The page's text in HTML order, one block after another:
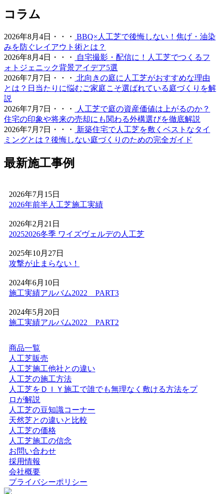
「人工芝はプラスチック感が強くて安っぽい」という古い
イメージをお持ちの方こそ、ぜひ当社の製品を手に取って
みてください。最新のモデルは複数の色を混生させ、葉の
向きやツヤまで計算されており、驚くほど自然な風合いで
す。一度敷けば10年以上にわたり美しい景観を維持でき、
資産価値の維持にも貢献します。お仕事や育児、家事で忙
しく、お庭の手入れに十分な時間を割けない皆様へ、手間
いらずで上質な暮らしをご提案いたします。住宅街でも、
お隣への枯れ葉の飛散を防ぐ対策として人工芝を選ばれる
方が増えています。機能性と美観を両立させましょう。
プロスポーツの現場でも選ばれる信頼の品質が当社の自慢
大規模施設、さらには本格的なテニスコートなど、激しい
動きと高い摩擦が求められる場所にもワイズヴェルデの人
工芝は導入されています。この高い耐久性と、日常的なメ
ンテナンスのしやすさは、広い敷地を管理される法人様や
自治体様からも高く評価されています。摩耗に強く、長期
ーツ施設のリニューアルやフットサルコートの新設もぜひ
ご相談ください。プロ基準の品質を一般のご家庭にもお届
2026.5.28
人工芝の技術革新により、現在では天然芝と見分けがつか
ないほどの美しさとリアルな質感が実現されています。一
年中鮮やかな緑を保てるため、景観を重視する個人宅の主
っしゃいますが、経年による端のめくれや、仕上がりの差
が出る継ぎ目の処理などは、プロである私たちにお任せく
ださい。施工実績も豊富にあり、土地の形状に合わせた精
密なカット技術で、まるで一枚の絨毯のような美しい仕上
がりをお約束します。メンテナンスフリーで、四季を通じ
てお庭を眺める楽しみをご提供いたします。
2026.5.19
最近では幼稚園や保育園、学校の校庭に人工芝を導入する
ケースが非常に増えています。当社の人工芝は水はけが非
常に良いため、雨上がりでも泥にまみれることなく、子ど
もたちがすぐにお外で遊べるのが最大のメリットです。都
市部の施設でも、土埃の舞い上がりを防ぎ、限られたスペ
ースを有効活用する手段として人工芝の設置をご提案して
コラム
2026年8月4日・・・ BBQ×人工芝で後悔しない！焦げ・油染
みを防ぐレイアウト術とは？
2026年8月4日・・・
自宅撮影・配信に！人工芝でつくるフ
ォトジェニック背景アイデア5選
2026年7月7日・・・ 北向きの庭に人工芝がおすすめな理由
とは？日当たりに悩むご家庭こそ選ばれている庭づくりを解
説
2026年7月7日・・・
人工芝で庭の資産価値は上がるのか？
住宅の印象や将来の売却にも関わる外構選びを徹底解説
2026年7月7日・・・
新築住宅で人工芝を敷くベストなタイ
ミングとは？後悔しない庭づくりのための完全ガイド
最新施工事例
2026年7月15日
2026年前半人工芝施工実績
2026年2月21日
20252026冬季 ワイズヴェルデの人工芝
2025年10月27日
攻撃が止まらない！
2024年6月10日
施工実績アルバム2022 PART3
2024年5月20日
施工実績アルバム2022 PART2
商品一覧
人工芝販売
人工芝施工他社との違い
人工芝の施工方法
人工芝をＤＩＹ施工で誰でも無理なく敷ける方法をプ
ロが解説
人工芝の豆知識コーナー
天然芝との違いと比較
人工芝の価格
人工芝施工の信念
お問い合わせ
採用情報
会社概要
プライバシーポリシー